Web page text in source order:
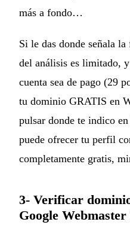
más a fondo…
Si le das donde señala
del análisis es limitado,
cuenta sea de pago (29
tu dominio GRATIS en
pulsar donde te indico
puede ofrecer tu perfil
completamente gratis,
3- Verificar
Google Webmaster